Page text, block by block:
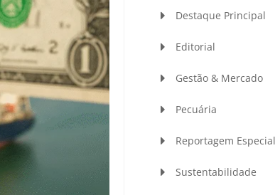
Destaque Principal
Editorial
Gestão & Mercado
Pecuária
Reportagem Especial
Sustentabilidade